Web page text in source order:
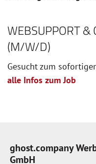
WEBSUPPORT &
(M/W/D)
Gesucht zum
alle Infos zum Job
ghost.company
GmbH